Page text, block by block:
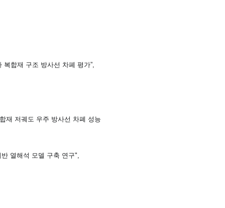
복합재 구조 방사선 차폐 평가”,
재 저궤도 우주 방사선 차폐 성능
열해석 모델 구축 연구",